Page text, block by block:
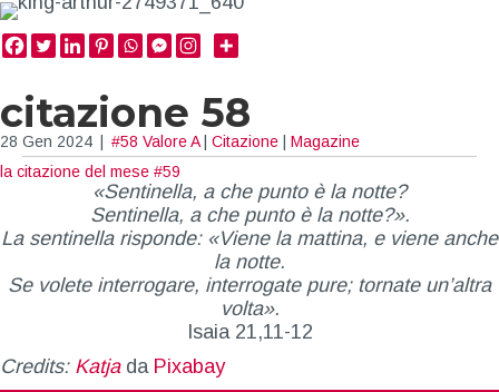
citazione 58
28 Gen 2024 #58 Valore A| Citazione
Magazine
la citazione del mese #59
«Sentinella, a che punto è la notte?
Sentinella, a che punto è la notte?».
La sentinella risponde: «Viene la mattina, e viene anche
la notte.
Se volete interrogare, interrogate pure; tornate un’altra
volta».
Isaia 21,11-12
Credits: Katjada Pixabay